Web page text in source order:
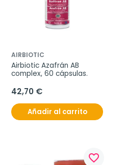
AIRBIOTIC
Airbiotic Azafrán AB
complex, 60 cápsulas.
42,70 €
Añadir al carrito
favorite_border